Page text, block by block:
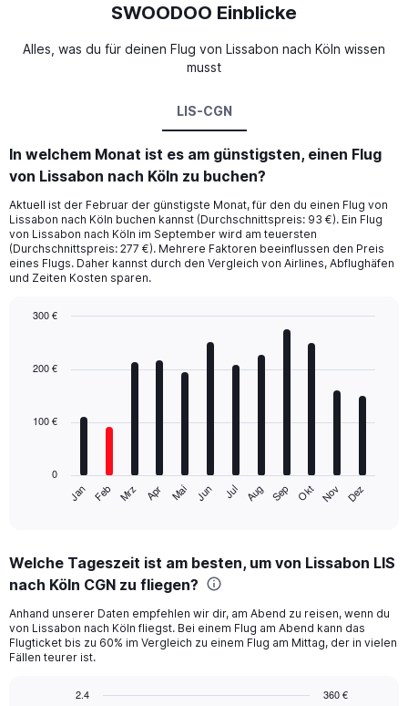
SWOODOO Einblicke
Alles, was du für deinen Flug von Lissabon nach Köln wissen
musst
LIS-CGN
In welchem Monat ist es am günstigsten, einen Flug
von Lissabon nach Köln zu buchen?
Aktuell ist der Februar der günstigste Monat, für den du einen Flug von
Lissabon nach Köln buchen kannst (Durchschnittspreis: 93 €). Ein Flug
von Lissabon nach Köln im September wird am teuersten
(Durchschnittspreis: 277 €). Mehrere Faktoren beeinflussen den Preis
eines Flugs. Daher kannst durch den Vergleich von Airlines, Abflughäfen
und Zeiten Kosten sparen.
with
The
Range:
12
The
chart
has
Jan Feb Mrz Apr Mai Jun Jul Aug Sep Okt Nov Dez
0
100 €
200 €
300 €
Welche Tageszeit ist am besten, um von Lissabon LIS
nach Köln CGN zu fliegen?
Anhand unserer Daten empfehlen wir dir, am Abend zu reisen, wenn du
von Lissabon nach Köln fliegst. Bei einem Flug am Abend kann das
Flugticket bis zu 60% im Vergleich zu einem Flug am Mittag, der in vielen
Fällen teurer ist.
360 €
2.4